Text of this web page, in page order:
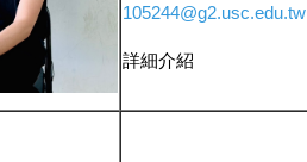
105244@g2.usc.edu.tw
詳細介紹